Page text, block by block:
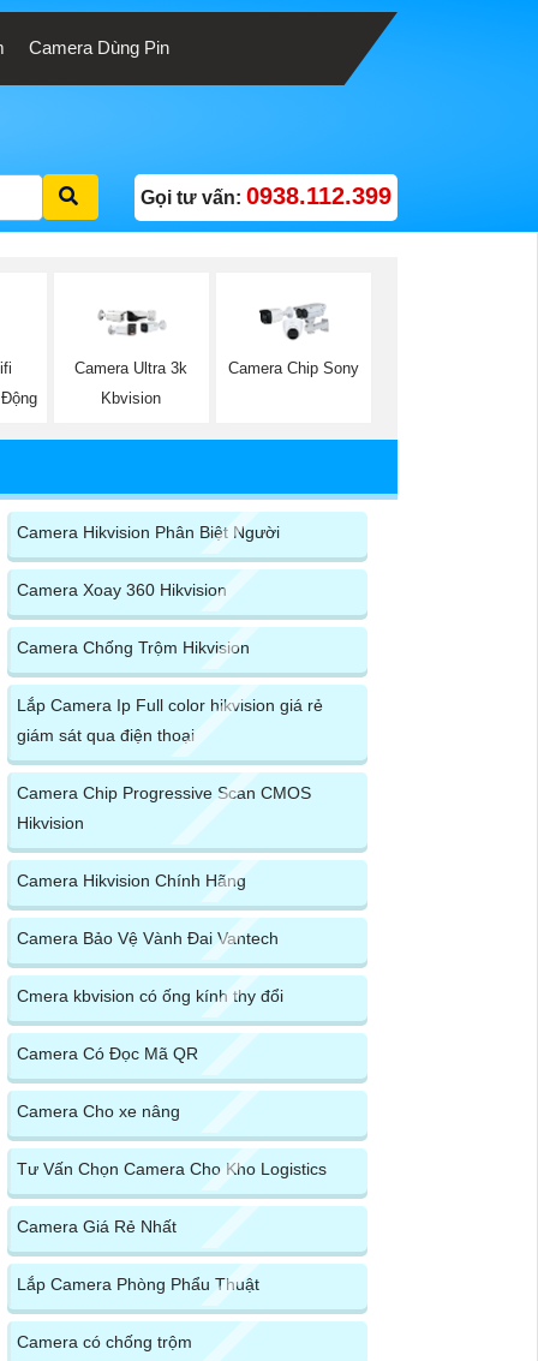
Camera Dùng Pin
Gọi tư vấn: 0938.112.399
Camera Ultra 3k
Kbvision
Camera Chip Sony
Camera Hikvision Phân Biệt Người
Camera Xoay 360 Hikvision
Camera Chống Trộm Hikvision
Lắp Camera Ip Full color hikvision giá rẻ
giám sát qua điện thoại
Camera Chip Progressive Scan CMOS
Hikvision
Camera Hikvision Chính Hãng
Camera Bảo Vệ Vành Đai Vantech
Cmera kbvision có ống kính thy đổi
Camera Có Đọc Mã QR
Camera Cho xe nâng
Tư Vấn Chọn Camera Cho Kho Logistics
Camera Giá Rẻ Nhất
Lắp Camera Phòng Phẩu Thuật
Camera có chống trộm